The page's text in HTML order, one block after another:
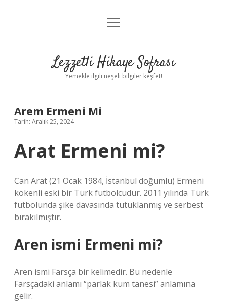
Anasayfa
Yasal Uyarı
menüyü
Lezzetli Hikaye Sofrası
Yemekle ilgili neşeli bilgiler keşfet!
Arem Ermeni Mi
Tarih: Aralık 25, 2024
Arat Ermeni mi?
Can Arat (21 Ocak 1984, İstanbul doğumlu) Ermeni
kökenli eski bir Türk futbolcudur. 2011 yılında Türk
futbolunda şike davasında tutuklanmış ve serbest
bırakılmıştır.
Aren ismi Ermeni mi?
Aren ismi Farsça bir kelimedir. Bu nedenle
Farsçadaki anlamı “parlak kum tanesi” anlamına
gelir.